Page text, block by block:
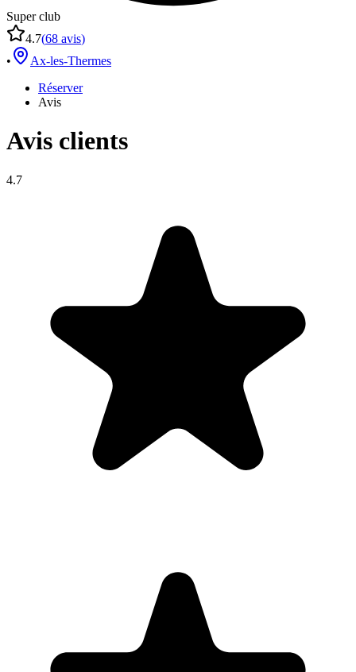
Super club
4.7(68 avis)
•
Ax-les-Thermes
Réserver
Avis
Avis clients
4.7